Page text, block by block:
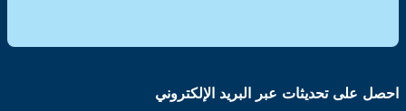
احصل على تحديثات عبر البريد الإلكتروني